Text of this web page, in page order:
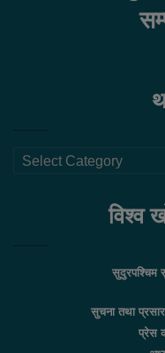
थप
विश्व
सुदुरपश्चिम
सुचना तथा
प्रेस